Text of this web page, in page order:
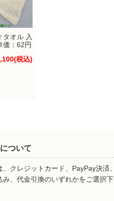
オル 入
：62円
(税込)
ついて
、クレジットカード、PayPay決済、
み、代金引換のいずれかをご選択下